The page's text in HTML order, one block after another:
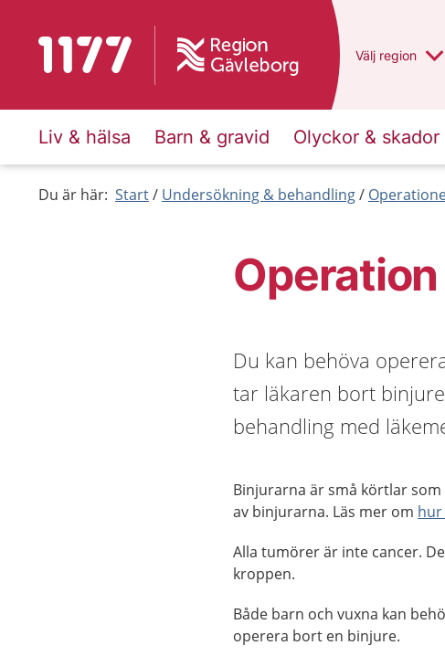
Till startsidan för 1177 Du har valt
Välj en annan
region
Liv & hälsa Barn & gravid Olyckor & skador
Du är här: Start Undersökning & behandling
Du kan behöva
tar läkaren bort
behandling med
Binjurarna är små körtlar
av binjurarna. Läs mer om
Alla tumörer är inte cancer.
kroppen.
Både barn och vuxna kan
operera bort en binjure.